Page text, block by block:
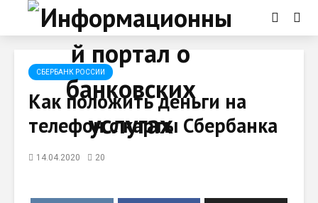
СБЕРБАНК РОССИИ
Как положить деньги на
телефон с карты Сбербанка
14.04.2020 20